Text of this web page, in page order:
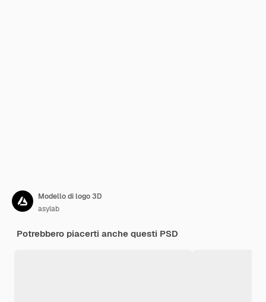
Modello di logo 3D
asylab
Potrebbero piacerti anche questi PSD